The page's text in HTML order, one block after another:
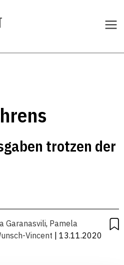
trotzen der
Garanasvili, Pamela
Vincent | 13.11.2020